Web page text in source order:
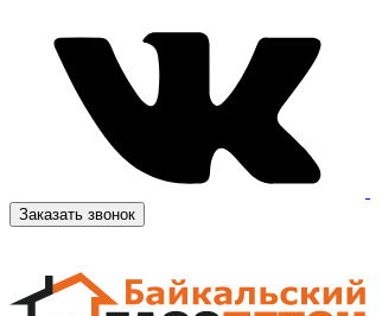
Заказать звонок